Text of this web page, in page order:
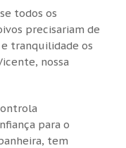
todos os
precisariam de
tranquilidade os
nossa
para o
tem